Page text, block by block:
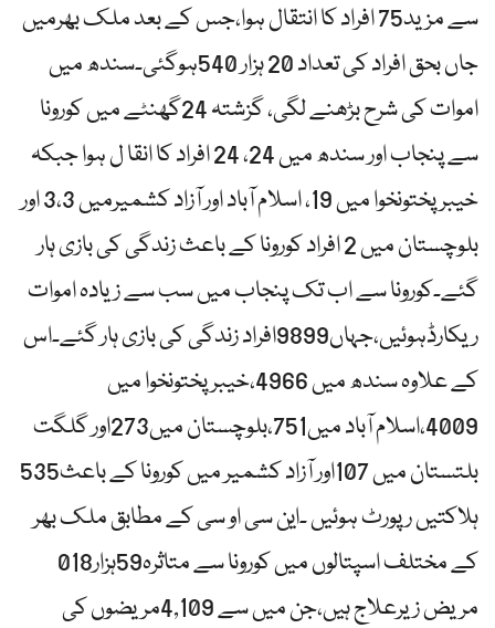
سے مزید75 افراد کا انتقال ہوا،جس کے بعد ملک بھرمیں
جاں بحق افراد کی تعداد 20 ہزار 540ہوگئی۔سندھ میں
اموات کی شرح بڑھنے لگی، گزشتہ 24گھنٹے میں کورونا
سے پنجاب اور سندھ میں 24، 24 افراد کا انقا ل ہوا جبکہ
خیبرپختونخوا میں 19، اسلام آباد اور آزاد کشمیرمیں 3،3 اور
بلوچستان میں 2 افراد کورونا کے باعث زندگی کی بازی ہار
گئے۔کورونا سے اب تک پنجاب میں سب سے زیادہ اموات
ریکارڈہوئیں،جہاں9899افراد زندگی کی بازی ہار گئے۔اس
کے علاوہ سندھ میں 4966،خیبرپختونخوا میں
4009،اسلام آباد میں751،بلوچستان میں273اور گلگت
بلتستان میں 107اور آزاد کشمیر میں کورونا کے باعث535
ہلاکتیں رپورٹ ہوئیں ۔این سی او سی کے مطابق ملک بھر
کے مختلف اسپتالوں میں کورونا سے متاثرہ59ہزار018
مریض زیرعلاج ہیں،جن میں سے 4,109مریضوں کی